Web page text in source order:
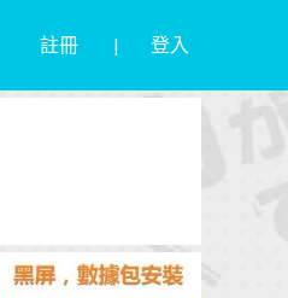
註冊 登入